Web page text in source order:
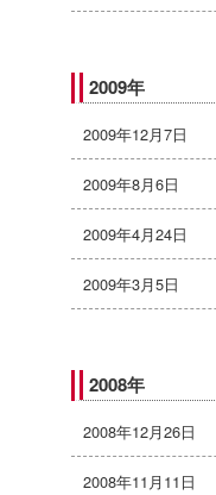
2009年
2009年12月7日
2009年8月6日
2009年4月24日
2009年3月5日
2008年
2008年12月26日
2008年11月11日